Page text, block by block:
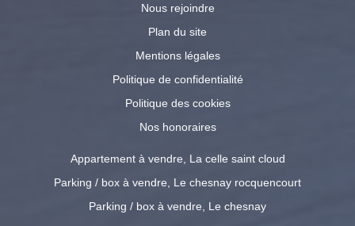
Nous rejoindre
Plan du site
Mentions légales
Politique de confidentialité
Politique des cookies
Nos honoraires
Appartement à vendre, La celle saint cloud
Parking / box à vendre, Le chesnay rocquencourt
Parking / box à vendre, Le chesnay